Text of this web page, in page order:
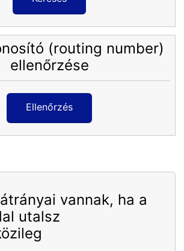
(routing number)
ellenőrzése
Ellenőrzés
vannak, ha a
utalsz